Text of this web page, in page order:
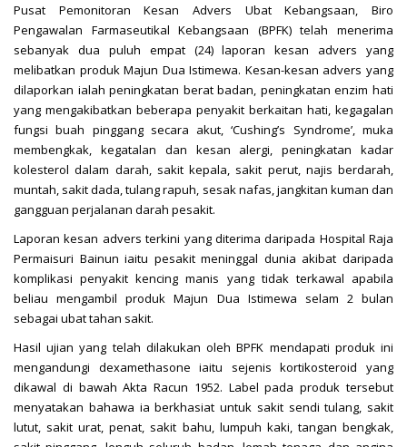
Pusat Pemonitoran Kesan Advers Ubat Kebangsaan, Biro
Pengawalan Farmaseutikal Kebangsaan (BPFK) telah menerima
sebanyak dua puluh empat (24) laporan kesan advers yang
melibatkan produk Majun Dua Istimewa. Kesan-kesan advers yang
dilaporkan ialah peningkatan berat badan, peningkatan enzim hati
yang mengakibatkan beberapa penyakit berkaitan hati, kegagalan
fungsi buah pinggang secara akut, ‘Cushing’s Syndrome’, muka
membengkak, kegatalan dan kesan alergi, peningkatan kadar
kolesterol dalam darah, sakit kepala, sakit perut, najis berdarah,
muntah, sakit dada, tulang rapuh, sesak nafas, jangkitan kuman dan
gangguan perjalanan darah pesakit.
Laporan kesan advers terkini yang diterima daripada Hospital Raja
Permaisuri Bainun iaitu pesakit meninggal dunia akibat daripada
komplikasi penyakit kencing manis yang tidak terkawal apabila
beliau mengambil produk Majun Dua Istimewa selam 2 bulan
sebagai ubat tahan sakit.
Hasil ujian yang telah dilakukan oleh BPFK mendapati produk ini
mengandungi dexamethasone iaitu sejenis kortikosteroid yang
dikawal di bawah Akta Racun 1952. Label pada produk tersebut
menyatakan bahawa ia berkhasiat untuk sakit sendi tulang, sakit
lutut, sakit urat, penat, sakit bahu, lumpuh kaki, tangan bengkak,